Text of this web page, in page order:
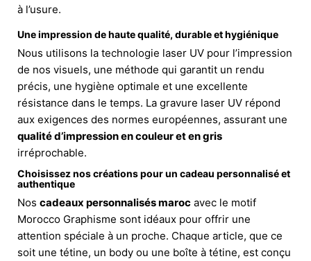
à l’usure.
Une impression de haute qualité, durable et hygiénique
Nous utilisons la technologie laser UV pour l’impression
de nos visuels, une méthode qui garantit un rendu
précis, une hygiène optimale et une excellente
résistance dans le temps. La gravure laser UV répond
aux exigences des normes européennes, assurant une
qualité d’impression en couleur et en gris
irréprochable.
Choisissez nos créations pour un cadeau personnalisé et
authentique
Nos cadeaux personnalisés maroc avec le motif
Morocco Graphisme sont idéaux pour offrir une
attention spéciale à un proche. Chaque article, que ce
soit une tétine, un body ou une boîte à tétine, est conçu